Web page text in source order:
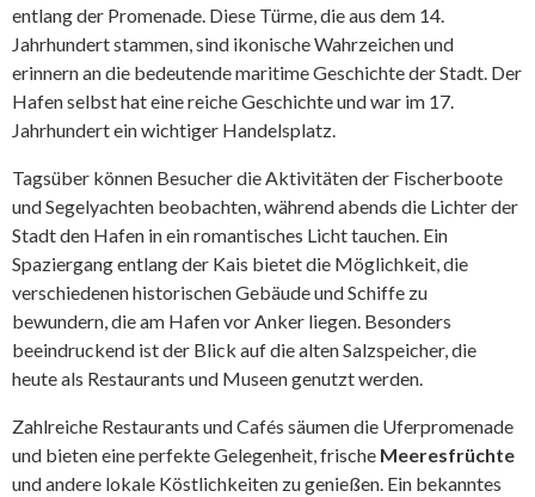
entlang der Promenade. Diese Türme, die aus dem 14.
Jahrhundert stammen, sind ikonische Wahrzeichen und
erinnern an die bedeutende maritime Geschichte der Stadt. Der
Hafen selbst hat eine reiche Geschichte und war im 17.
Jahrhundert ein wichtiger Handelsplatz.
Tagsüber können Besucher die Aktivitäten der Fischerboote
und Segelyachten beobachten, während abends die Lichter der
Stadt den Hafen in ein romantisches Licht tauchen. Ein
Spaziergang entlang der Kais bietet die Möglichkeit, die
verschiedenen historischen Gebäude und Schiffe zu
bewundern, die am Hafen vor Anker liegen. Besonders
beeindruckend ist der Blick auf die alten Salzspeicher, die
heute als Restaurants und Museen genutzt werden.
Zahlreiche Restaurants und Cafés säumen die Uferpromenade
und bieten eine perfekte Gelegenheit, frische Meeresfrüchte
und andere lokale Köstlichkeiten zu genießen. Ein bekanntes